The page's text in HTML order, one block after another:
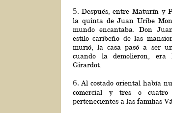
5. Después, entre Maturín y
la quinta de Juan Uribe
mundo encantaba. Don
estilo caribeño de las
murió, la casa pasó a ser
cuando la demolieron,
Girardot.
6. Al costado oriental había
comercial y tres o cuatro
pertenecientes a las familias